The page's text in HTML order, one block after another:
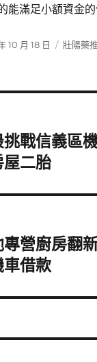
能滿足小額資金
10 月 18 日
分
壯陽藥
戰信義區
屋二胎
營廚房翻
借款